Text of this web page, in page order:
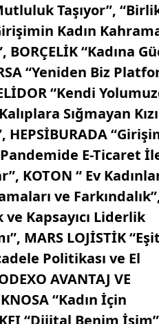
Taşıyor”,
Kadın
“Kadına
“Yeniden Biz
“Kendi
Sığmayan
HEPSİBURADA
E-Ticaret
KOTON “ Ev
ve
ve Kapsayıcı Liderlik
MARS LOJİSTİK
Politikası ve El
AVANTAJ VE
“Kadın İçin